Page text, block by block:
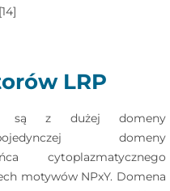
LRP
są z dużej domeny
domeny
cytoplazmatycznego
motywów NPxY. Domena